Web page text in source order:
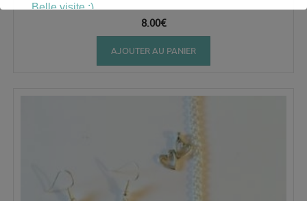
8.00€
AJOUTER AU PANIER
Belle visite :)